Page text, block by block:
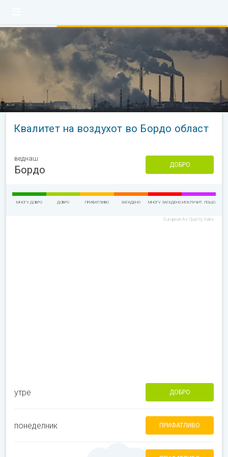
Квалитет на воздухот во Бордо област
веднаш
Бордо ДОБРО
МНОГУ ДОБРО ДОБРО ПРИФАТЛИВО ЗАГАДЕНО МНОГУ ЗАГАДЕНО ИСКЛУЧИТ. ЛОШО
European Air Quality Index
утре ДОБРО
понеделник ПРИФАТЛИВО